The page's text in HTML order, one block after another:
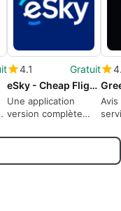
4.1
Gratuit
eSky - Cheap Flights Hotels
Une application
version complète
eSky Group - Vols
Offres.